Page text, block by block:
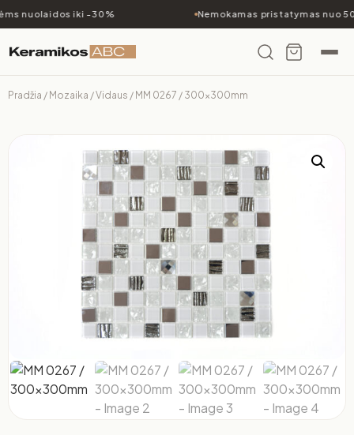
nuolaidos iki -30% Nemokamas pristatymas nuo
Pradžia / Mozaika /Vidaus / MM 0267 / 300x300mm